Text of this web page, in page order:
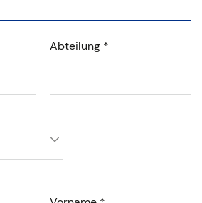
Abteilung *